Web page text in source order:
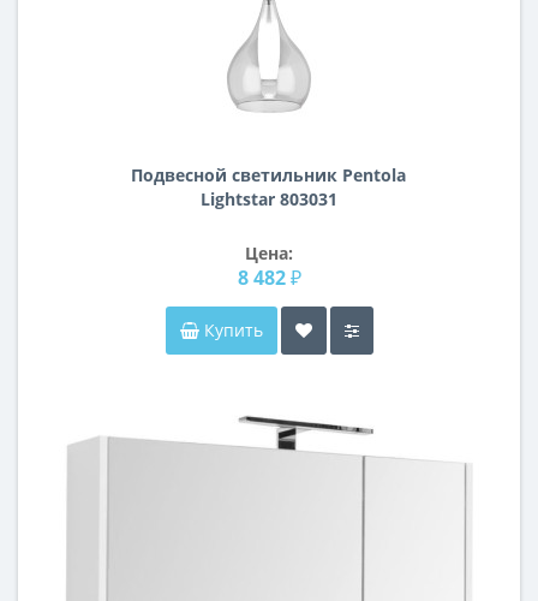
Подвесной светильник Pentola
Lightstar 803031
Цена:
8 482 ₽
Купить